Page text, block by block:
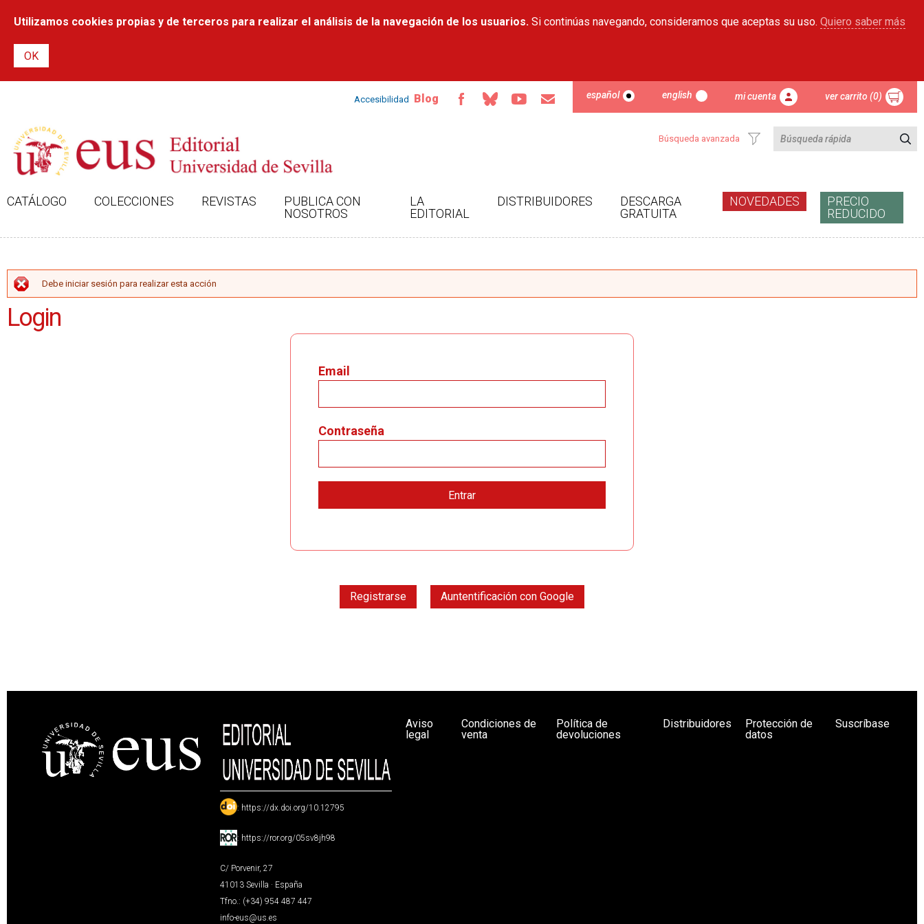
contenido
Utilizamos cookies propias y de terceros para realizar el análisis de la navegación de los usuarios. Si continúas navegando, consideramos que aceptas su uso. Quiero saber más
Accesibilidad Blog español english mi cuenta ver carrito (0)
Búsqueda avanzada
CATÁLOGO COLECCIONES REVISTAS
PUBLICA CON
NOSOTROS
LA
EDITORIAL
DISTRIBUIDORES
DESCARGA
GRATUITA
NOVEDADES
PRECIO
REDUCIDO
MENSAJE DE ERROR
Debe iniciar sesión para realizar esta acción
Login
Email
Contraseña
Registrarse Auntentificación con Google
: https://dx.doi.org/10.12795
: https://ror.org/05sv8jh98
C/ Porvenir, 27
41013 Sevilla · España
Tfno.: (+34) 954 487 447
info-eus@us.es
Aviso
legal
Condiciones de
venta
Política de
devoluciones
Distribuidores
Protección de
datos
Suscríbase